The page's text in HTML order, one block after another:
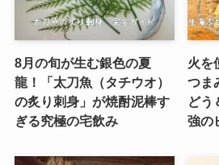
8月の旬が生む銀色の夏
龍！「太刀魚（タチウオ）
の炙り刺身」が焼酎泥棒す
ぎる究極の宅飲み
火を
つま
どう
強の